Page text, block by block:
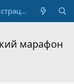
Регистрация
марафон